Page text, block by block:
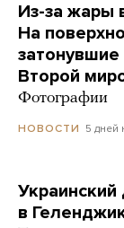
Из-за жары
На
Второй
Фотографии
НОВОСТИ 5 дней
в